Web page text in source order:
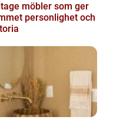
möbler som ger
personlighet och